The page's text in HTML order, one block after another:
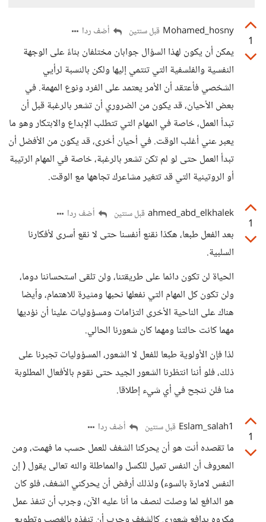
1
Mohamed_hosny قبل سنتين أضف ردا
يمكن أن يكون لهذا السؤال جوابان مختلفان بناءً على الوجهة
النفسية والفلسفية التي تنتمي إليها ولكن بالنسبة لرأيي
الشخصي فأعتقد أن الأمر يعتمد على الفرد ونوع المهمة. في
بعض الأحيان، قد يكون من الضروري أن تشعر بالرغبة قبل أن
تبدأ العمل، خاصة في المهام التي تتطلب الإبداع والابتكار وهو ما
يعبر عني أغلب الوقت. في أحيان أخرى، قد يكون من الأفضل أن
تبدأ العمل حتى لو لم تكن تشعر بالرغبة، خاصة في المهام الرتيبة
أو الروتينية التي قد تتغير مشاعرك تجاهها مع الوقت.
1
ahmed_abd_elkhalek قبل سنتين أضف ردا
بعد الفعل طبعا، هكذا نقنع أنفسنا حتى لا نقع أسرى لأفكارنا
السلبية.
الحياة لن تكون دائما على طريقتنا، ولن تلقى استحساننا دوما،
ولن تكون كل المهام التي نفعلها نحبها ومثيرة للاهتمام، وأيضا
هناك على الناحية الأخرى التزامات ومسؤوليات علينا أن نؤديها
مهما كانت حالتنا ومهما كان شعورنا الحالي.
لذا فإن الأولوية طبعا للفعل لا الشعور، المسؤوليات تجبرنا على
ذلك، فلو أننا انتظرنا الشعور الجيد حتى نقوم بالأفعال المطلوبة
منا فلن ننجح في أي شيء إطلاقا.
1
Eslam_salah1 قبل سنتين أضف ردا
ما تقصده أنت هو أن يحركنا الشغف للعمل حسب ما فهمت، ومن
المعروف أن النفس تميل للكسل والمماطلة والله تعالى يقول ( إن
النفس لامارة بالسوء) ولذلك أرفض أن يحركني الشغف، فلو كان
هو الدافع لما وصلت لنصف ما أنا عليه الآن، وجرب أن تنفذ عمل